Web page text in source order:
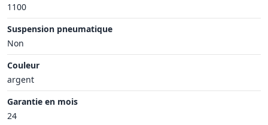
1100
Suspension pneumatique
Non
Couleur
argent
Garantie en mois
24